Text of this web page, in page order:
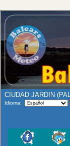
CIUDAD JARDIN
Idioma: